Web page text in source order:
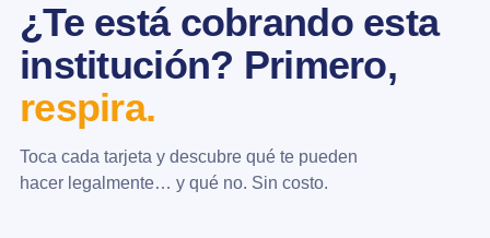
¿Te está cobrando esta
institución? Primero,
respira.
Toca cada tarjeta y descubre qué te pueden
hacer legalmente… y qué no. Sin costo.